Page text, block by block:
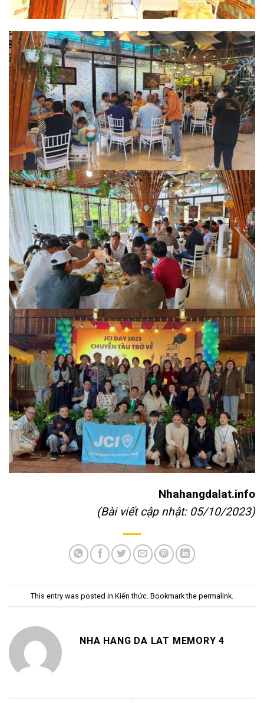
Nhahangdalat.info
(Bài viết cập nhật: 05/10/2023)
This entry was posted in Kiến thức . Bookmark the permalink
NHA HANG DA LAT MEMORY 4